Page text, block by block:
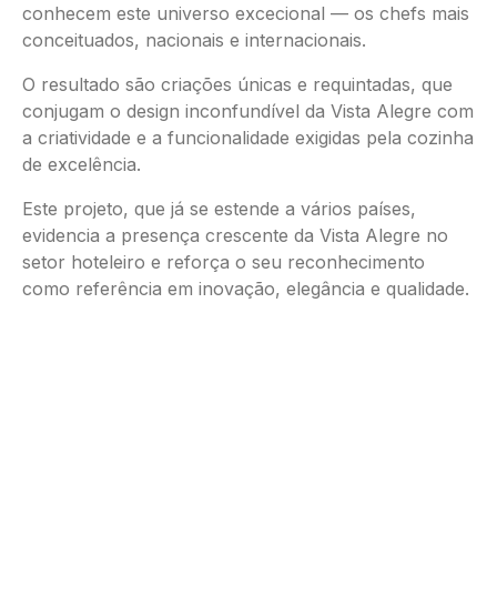
conhecem este universo excecional — os chefs mais
conceituados, nacionais e internacionais.
O resultado são criações únicas e requintadas, que
conjugam o design inconfundível da Vista Alegre com
a criatividade e a funcionalidade exigidas pela cozinha
de excelência.
Este projeto, que já se estende a vários países,
evidencia a presença crescente da Vista Alegre no
setor hoteleiro e reforça o seu reconhecimento
como referência em inovação, elegância e qualidade.